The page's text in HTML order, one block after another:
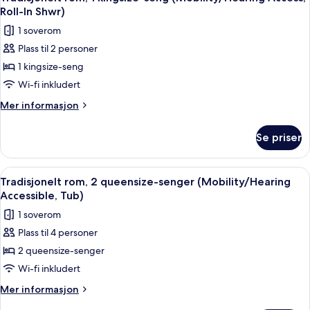
queensize-
(Hearing
Accessible)
alle
bildene
av
Tradisjonelt
rom,
1
kingsize-
Access,
Roll-
In
Shwr)
Roll-In Shwr)
1 soverom
Plass til 2 personer
1 kingsize-seng
Wi-fi inkludert
Mer informasjon
Mer
rom,
kingsize-
seng
(Mobility/Hearing
Access,
Roll-
Shwr)
Se priser
Åpne
alle
bildene
av
Tradisjonelt
rom,
2
queensize-
Sengetøy av topp kvalitet, dundyner
4
Tradisjonelt rom, 2 queensize-senger (Mobility/Hearing
Accessible, Tub)
1 soverom
Plass til 4 personer
2 queensize-senger
Wi-fi inkludert
Mer informasjon
Mer